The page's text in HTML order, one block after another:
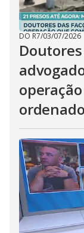
DO R7/03/07/2026